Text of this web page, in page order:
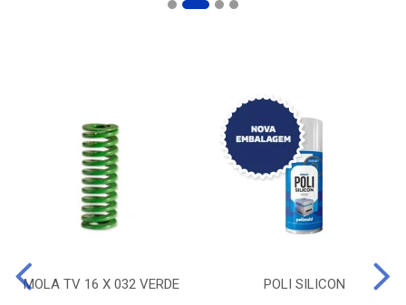
MOLA TV 16 X 032 VERDE POLI SILICON